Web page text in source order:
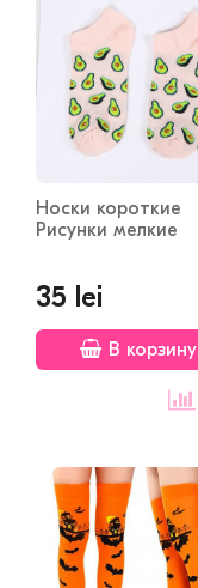
Носки короткие
Рисунки мелкие
35 lei
В корзину